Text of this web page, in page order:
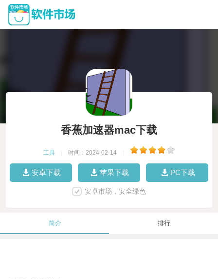
香蕉加速器mac下载
工具 时间：2024-02-14
安卓下载 苹果下载 PC下载
安卓市场，安全绿色
简介 排行